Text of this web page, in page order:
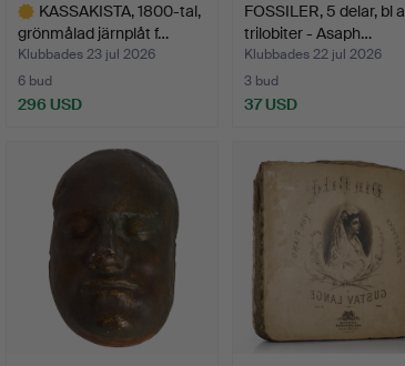
KASSAKISTA, 1800-tal,
grönmålad järnplåt f…
Klubbades 23 jul 2026
6 bud
296 USD
FOSSILER, 5 delar, bl a
trilobiter - Asaph…
Klubbades 22 jul 2026
3 bud
37 USD